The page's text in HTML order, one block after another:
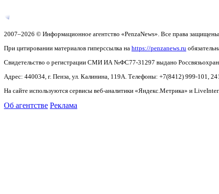
2007–2026 © Информационное агентство «PenzaNews». Все права
При цитировании материалов гиперссылка на https://penzanews.ru
Свидетельство о регистрации СМИ ИА №ФС77-31297 выдано
Адрес: 440034, г. Пенза, ул. Калинина, 119А. Телефоны: +7(8412) 999-101,
На сайте используются сервисы веб-аналитики «Яндекс.Метрика» и
Об агентстве Реклама